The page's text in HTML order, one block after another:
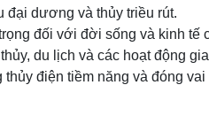
đại dương và thủy triều rút.
đối với đời sống và kinh
du lịch và các hoạt động
điện tiềm năng và đóng